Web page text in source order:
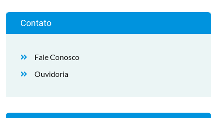
Contato
Fale Conosco
Ouvidoria